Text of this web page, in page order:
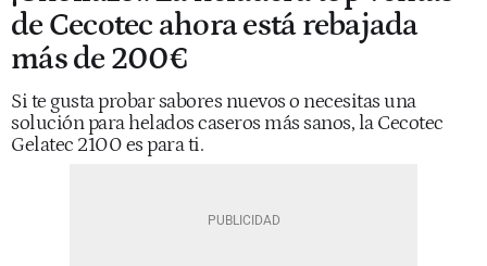
de Cecotec ahora está rebajada
más de 200€
Si te gusta probar sabores nuevos o necesitas una
solución para helados caseros más sanos, la Cecotec
Gelatec 2100 es para ti.